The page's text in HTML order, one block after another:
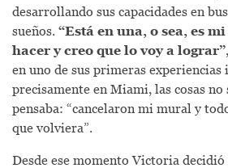
desarrollando sus capacidades en
sueños. “Está en una, o sea, es
hacer y creo que lo voy a lograr”
en uno de sus primeras experiencias
precisamente en Miami, las cosas
pensaba: “cancelaron mi mural y
que volviera”.
Desde ese momento Victoria decidió